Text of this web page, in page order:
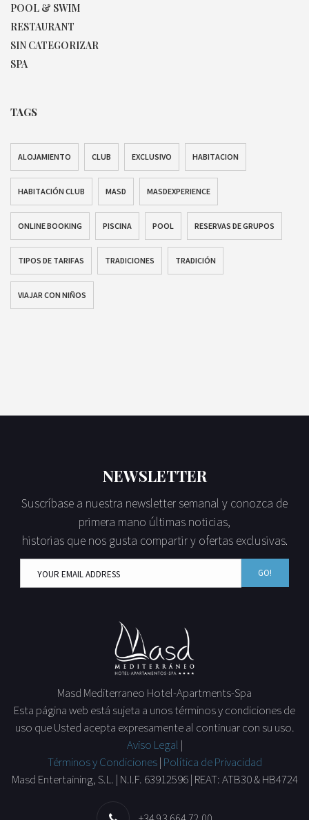
POOL & SWIM
RESTAURANT
SIN CATEGORIZAR
SPA
TAGS
ALOJAMIENTO CLUB EXCLUSIVO HABITACION
HABITACIÓN CLUB MASD MASDEXPERIENCE
ONLINE BOOKING PISCINA POOL RESERVAS DE GRUPOS
TIPOS DE TARIFAS TRADICIONES TRADICIÓN
VIAJAR CON NIÑOS
NEWSLETTER
Suscríbase a nuestra newsletter semanal y conozca de
primera mano últimas noticias,
historias que nos gusta compartir y ofertas exclusivas.
GO!
Masd Mediterraneo Hotel-Apartments-Spa
Esta página web está sujeta a unos términos y condiciones de
uso que Usted acepta expresamente al continuar con su uso.
Aviso Legal |
Términos y Condiciones| Política de Privacidad
Masd Entertaining, S.L. | N.I.F. 63912596 | REAT: ATB30 & HB4724